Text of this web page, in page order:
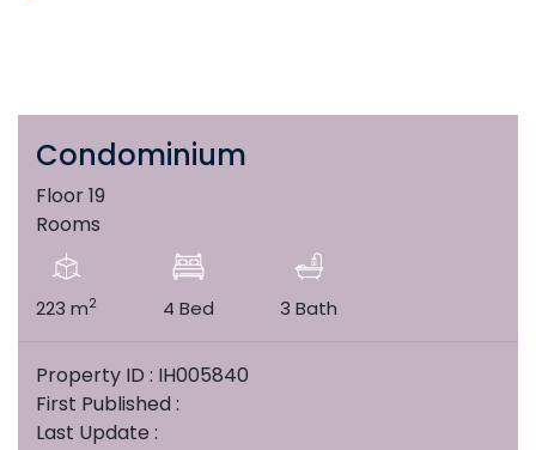
Condominium
Floor 19
Rooms
223 m2 4 Bed 3 Bath
Property ID : IH005840
First Published :
Last Update :